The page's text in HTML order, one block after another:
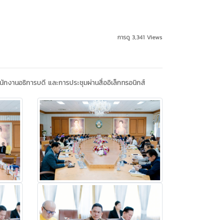
การดู 3,341 Views
งานอธิการบดี และการประชุมผ่านสื่ออิเล็กทรอนิกส์